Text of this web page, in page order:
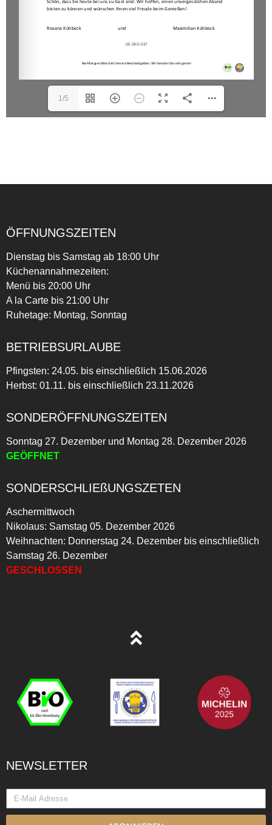
1/5
ÖFFNUNGSZEITEN
Dienstag bis Samstag ab 18:00 Uhr
Küchenannahmezeiten:
Menü bis 20:00 Uhr
A la Carte bis 21:00 Uhr
Ruhetage: Montag, Sonntag
BETRIEBSURLAUBE
Pfingsten: 24.05. bis einschließlich 15.06.2026
Herbst: 01.11. bis einschließlich 23.11.2026
SONDERÖFFNUNGSZEITEN
Sonntag 27. Dezember und Montag 28. Dezember 2026
GEÖFFNET
SONDERSCHLIEßUNGSZETEN
Aschermittwoch
Nikolaus: Samstag 05. Dezember 2026
Weihnachten: Donnerstag 24. Dezember bis einschließlich
Samstag 26. Dezember
GESCHLOSSEN
NEWSLETTER